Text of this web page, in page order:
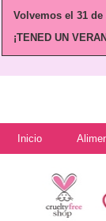
Volvemos el 31 de
¡TENED UN
Inicio